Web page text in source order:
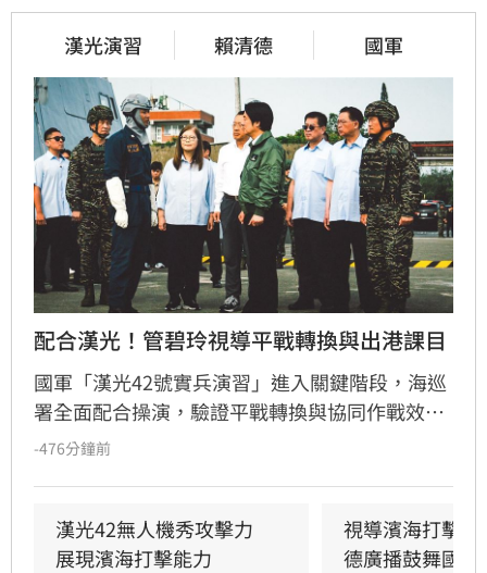
漢光演習 賴清德 國軍
配合漢光！管碧玲視導平戰轉換與出港課目
國軍「漢光42號實兵演習」進入關鍵階段，海巡
署全面配合操演，驗證平戰轉換與協同作戰效
能。海委會主委管碧玲親赴台北港與左營軍港視
-476分鐘前
漢光42無人機秀攻擊力
展現濱海打擊能力
視導濱海打擊
德廣播鼓舞國軍